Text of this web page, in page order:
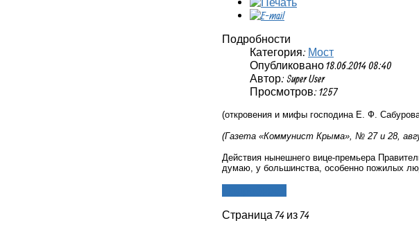
Подробности
Категория: Мост
Опубликовано 18.06.2014 08:40
Автор: Super User
Просмотров: 1257
(откровения и мифы господина Е. Ф.
(Газета «Коммунист Крыма», № 27 и 28,
Действия нынешнего вице-премьера
думаю, у большинства, особенно пожилых
Страница 74 из 74